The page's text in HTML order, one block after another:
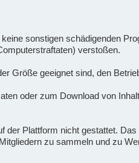
sonstigen schädigenden
verstoßen.
Größe geeignet sind, den
oder zum Download von
Plattform nicht gestattet.
zu sammeln und zu